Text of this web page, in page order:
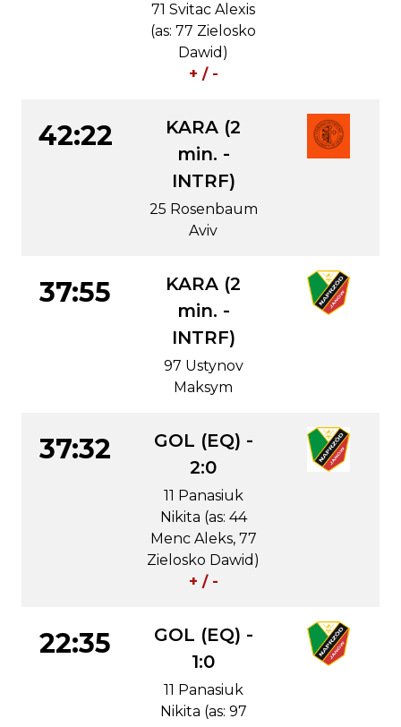
71 Svitac Alexis
(as: 77 Zielosko
Dawid)
+ / -
42:22
KARA (2
min. -
INTRF)
25 Rosenbaum
Aviv
37:55
KARA (2
min. -
INTRF)
97 Ustynov
Maksym
37:32
GOL (EQ) -
2:0
11 Panasiuk
Nikita (as: 44
Menc Aleks, 77
Zielosko Dawid)
+ / -
22:35
GOL (EQ) -
1:0
11 Panasiuk
Nikita (as: 97